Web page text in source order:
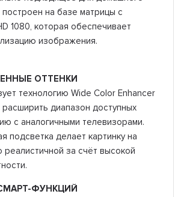
на базе матрицы с
1080, которая обеспечивает
изображения.
ОТТЕНКИ
технологию Wide Color Enhancer
диапазон доступных
с аналогичными телевизорами.
подсветка делает картинку на
реалистичной за счёт высокой
ФУНКЦИЙ